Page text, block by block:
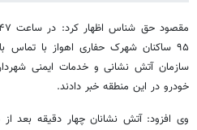
سازمان آتش نشانی و خدمات ایمنی
خودرو در این منطقه خبر دادند.
وی افزود: آتش نشانان چهار دقیقه بعد